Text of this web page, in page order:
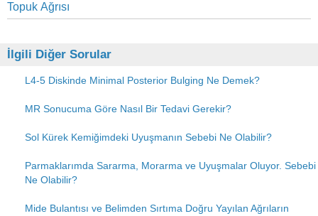
Topuk Ağrısı
İlgili Diğer Sorular
L4-5 Diskinde Minimal Posterior Bulging Ne Demek?
MR Sonucuma Göre Nasıl Bir Tedavi Gerekir?
Sol Kürek Kemiğimdeki Uyuşmanın Sebebi Ne Olabilir?
Parmaklarımda Sararma, Morarma ve Uyuşmalar Oluyor. Sebebi
Ne Olabilir?
Mide Bulantısı ve Belimden Sırtıma Doğru Yayılan Ağrıların